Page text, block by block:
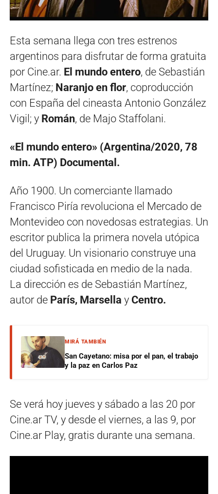
Esta semana llega con tres estrenos
argentinos para disfrutar de forma gratuita
por Cine.ar. El mundo entero, de Sebastián
Martínez; Naranjo en flor, coproducción
con España del cineasta Antonio González
Vigil; y Román, de Majo Staffolani.
«El mundo entero» (Argentina/2020, 78
min. ATP) Documental.
Año 1900. Un comerciante llamado
Francisco Piría revoluciona el Mercado de
Montevideo con novedosas estrategias. Un
escritor publica la primera novela utópica
del Uruguay. Un visionario construye una
ciudad sofisticada en medio de la nada.
La dirección es de Sebastián Martínez,
autor de París, Marsella y Centro.
MIRÁ TAMBIÉN
San Cayetano: misa por el pan, el trabajo
y la paz en Carlos Paz
Se verá hoy jueves y sábado a las 20 por
Cine.ar TV, y desde el viernes, a las 9, por
Cine.ar Play, gratis durante una semana.